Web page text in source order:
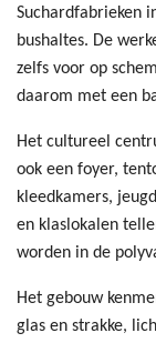
Suchardfabrieken
bushaltes. De
zelfs voor op
daarom met een
Het cultureel
ook een foyer,
kleedkamers,
en klaslokalen
worden in de
Het gebouw
glas en strakke,